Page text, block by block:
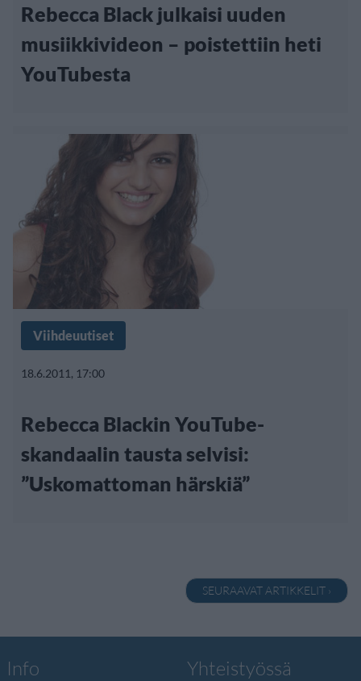
Rebecca Black julkaisi uuden
musiikkivideon – poistettiin heti
YouTubesta
Viihdeuutiset
18.6.2011, 17:00
Rebecca Blackin YouTube-
skandaalin tausta selvisi:
”Uskomattoman härskiä”
SEURAAVAT ARTIKKELIT ›
Info Yhteistyössä